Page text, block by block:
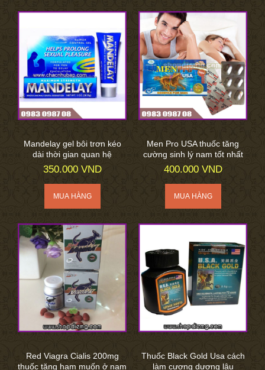
Mandelay gel bôi trơn kéo
dài thời gian quan hệ
350.000 VND
Men Pro USA thuốc tăng
cường sinh lý nam tốt nhất
400.000 VND
Red Viagra Cialis 200mg
thuốc tăng ham muốn ở nam
Thuốc Black Gold Usa cách
làm cương dương lâu